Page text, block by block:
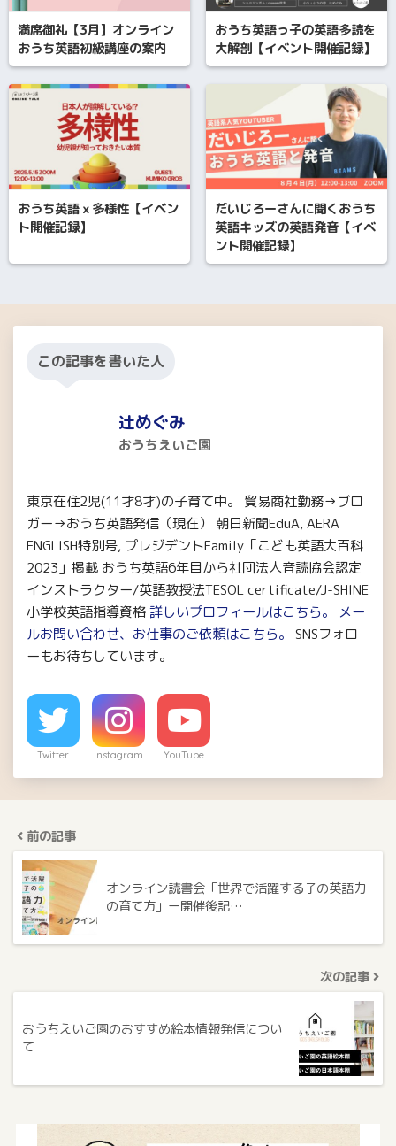
満席御礼【3月】オンライン
おうち英語初級講座の案内
おうち英語っ子の英語多読を
大解剖【イベント開催記録】
おうち英語ｘ多様性【イベン
ト開催記録】
だいじろーさんに聞くおうち
英語キッズの英語発音【イベ
ント開催記録】
この記事を書いた人
辻めぐみ
おうちえいご園
東京在住2児(11才8才)の子育て中。 貿易商社勤務→ブロ
ガー→おうち英語発信（現在） 朝日新聞EduA, AERA
ENGLISH特別号, プレジデントFamily「こども英語大百科
2023」掲載 おうち英語6年目から社団法人音読協会認定
インストラクター/英語教授法TESOL certificate/J-SHINE
小学校英語指導資格詳しいプロフィールはこちら。
メー
ルお問い合わせ、お仕事のご依頼はこちら。
SNSフォロ
ーもお待ちしています。
Twitter Instagram YouTube
前の記事
オンライン読書会「世界で活躍する子の英語力
の育て方」ー開催後記…
次の記事
おうちえいご園のおすすめ絵本情報発信につい
て